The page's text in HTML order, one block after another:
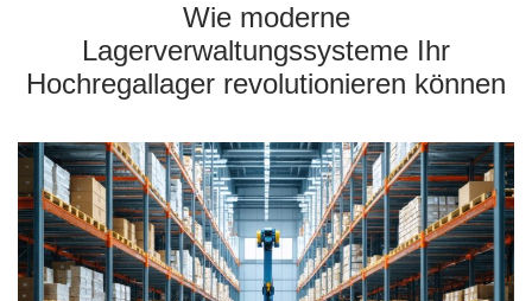
Wie moderne
Lagerverwaltungssysteme Ihr
Hochregallager revolutionieren können